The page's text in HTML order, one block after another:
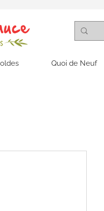
Quoi de Neuf